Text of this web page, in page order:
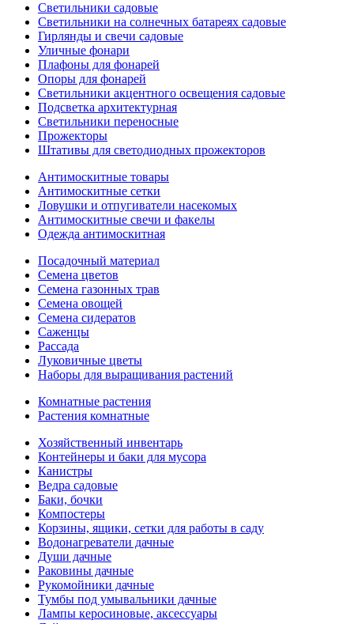
Светильники садовые
Светильники на солнечных батареях садовые
Гирлянды и свечи садовые
Уличные фонари
Плафоны для фонарей
Опоры для фонарей
Светильники акцентного освещения садовые
Подсветка архитектурная
Светильники переносные
Прожекторы
Штативы для светодиодных прожекторов
Антимоскитные товары
Антимоскитные сетки
Ловушки и отпугиватели насекомых
Антимоскитные свечи и факелы
Одежда антимоскитная
Посадочный материал
Семена цветов
Семена газонных трав
Семена овощей
Семена сидератов
Саженцы
Рассада
Луковичные цветы
Наборы для выращивания растений
Комнатные растения
Растения комнатные
Хозяйственный инвентарь
Контейнеры и баки для мусора
Канистры
Ведра садовые
Баки, бочки
Компостеры
Корзины, ящики, сетки для работы в саду
Водонагреватели дачные
Души дачные
Раковины дачные
Рукомойники дачные
Тумбы под умывальники дачные
Лампы керосиновые, аксессуары